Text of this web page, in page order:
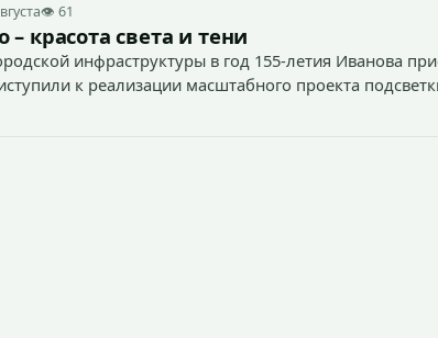
👁 61
красота света и тени
инфраструктуры в год 155-летия Иванова
к реализации масштабного проекта